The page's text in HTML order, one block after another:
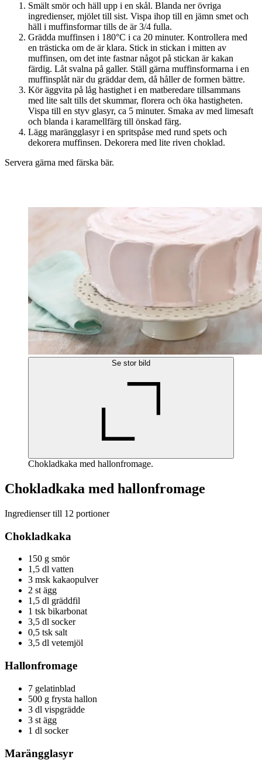
Smält smör och häll upp i en skål. Blanda ner övriga
ingredienser, mjölet till sist. Vispa ihop till en jämn smet och
häll i muffinsformar tills de är 3/4 fulla.
Grädda muffinsen i 180°C i ca 20 minuter. Kontrollera med
en trästicka om de är klara. Stick in stickan i mitten av
muffinsen, om det inte fastnar något på stickan är kakan
färdig. Låt svalna på galler. Ställ gärna muffinsformarna i en
muffinsplåt när du gräddar dem, då håller de formen bättre.
Kör äggvita på låg hastighet i en matberedare tillsammans
med lite salt tills det skummar, florera och öka hastigheten.
Vispa till en styv glasyr, ca 5 minuter. Smaka av med limesaft
och blanda i karamellfärg till önskad färg.
Lägg marängglasyr i en spritspåse med rund spets och
dekorera muffinsen. Dekorera med lite riven choklad.
Servera gärna med färska bär.
Se stor bild
Chokladkaka med hallonfromage.
Chokladkaka med hallonfromage
Ingredienser till 12 portioner
Chokladkaka
150 g smör
1,5 dl vatten
3 msk kakaopulver
2 st ägg
1,5 dl gräddfil
1 tsk bikarbonat
3,5 dl socker
0,5 tsk salt
3,5 dl vetemjöl
Hallonfromage
7 gelatinblad
500 g frysta hallon
3 dl vispgrädde
3 st ägg
1 dl socker
Marängglasyr